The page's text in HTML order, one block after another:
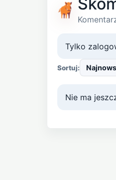
Tylko
Sortuj:
Nie ma